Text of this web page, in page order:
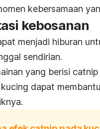
kebersamaan
kebosanan
menjadi hiburan
sendirian.
yang berisi catnip
dapat